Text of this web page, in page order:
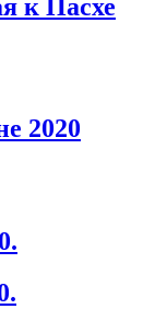
к Пасхе
2020